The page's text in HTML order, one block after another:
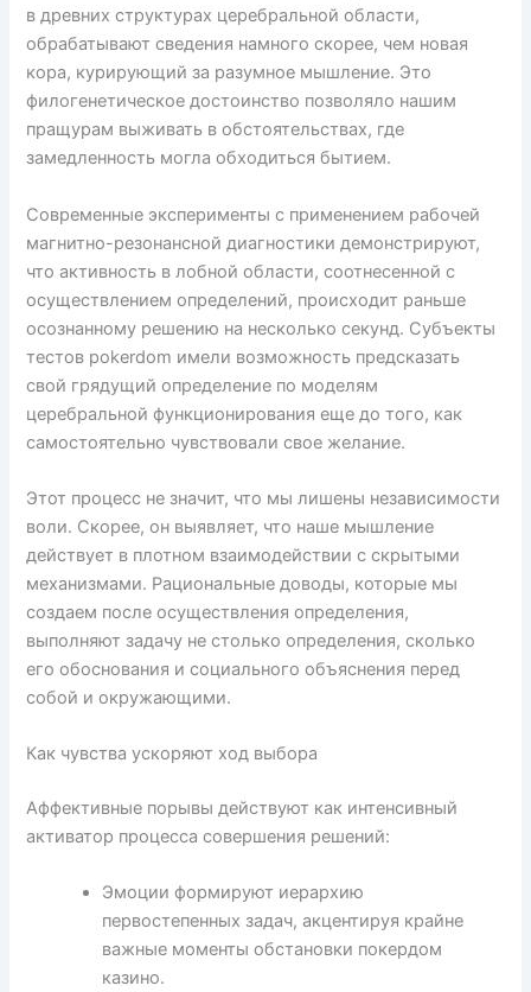
в древних структурах церебральной области,
обрабатывают сведения намного скорее, чем новая
кора, курирующий за разумное мышление. Это
филогенетическое достоинство позволяло нашим
пращурам выживать в обстоятельствах, где
замедленность могла обходиться бытием.
Современные эксперименты с применением рабочей
магнитно-резонансной диагностики демонстрируют,
что активность в лобной области, соотнесенной с
осуществлением определений, происходит раньше
осознанному решению на несколько секунд. Субъекты
тестов pokerdom имели возможность предсказать
свой грядущий определение по моделям
церебральной функционирования еще до того, как
самостоятельно чувствовали свое желание.
Этот процесс не значит, что мы лишены независимости
воли. Скорее, он выявляет, что наше мышление
действует в плотном взаимодействии с скрытыми
механизмами. Рациональные доводы, которые мы
создаем после осуществления определения,
выполняют задачу не столько определения, сколько
его обоснования и социального объяснения перед
собой и окружающими.
Как чувства ускоряют ход выбора
Аффективные порывы действуют как интенсивный
активатор процесса совершения решений:
Эмоции формируют иерархию
первостепенных задач, акцентируя крайне
важные моменты обстановки покердом
казино.